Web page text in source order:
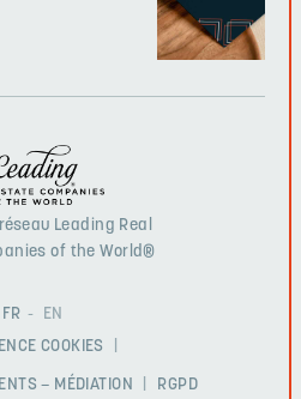
Leading Real
of the World®
FR
EN
COOKIES
– MÉDIATION RGPD